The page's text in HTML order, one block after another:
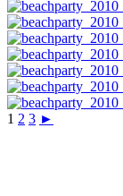
1 2 3 ►